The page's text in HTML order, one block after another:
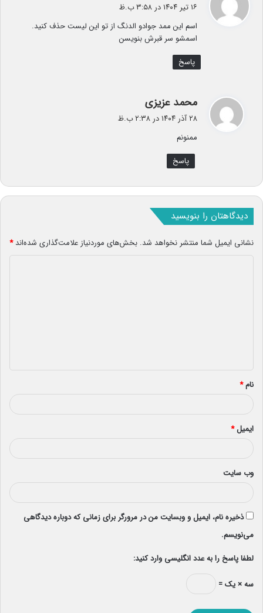
ت
۱۶ تیر ۱۴۰۴ در ۳:۵۸ ب.ظ
اسم این ممد جوادو الدنگ از تو این لیست حذف کنید.
اسمشو سر قبرش بنویسن
پاسخ
محمد عزیزی
ف
۲۸ آذر ۱۴۰۴ در ۲:۳۸ ب.ظ
ممنونم
پاسخ
دیدگاهتان را بنویسید
نشانی ایمیل شما منتشر نخواهد شد. بخش‌های موردنیاز علامت‌گذاری شده‌اند*
*
نام*
ایمیل*
وب‌ سایت
ذخیره نام، ایمیل و وبسایت من در مرورگر برای زمانی که دوباره دیدگاهی
می‌نویسم.
لطفا پاسخ را به عدد انگلیسی وارد کنید:
سه × یک =